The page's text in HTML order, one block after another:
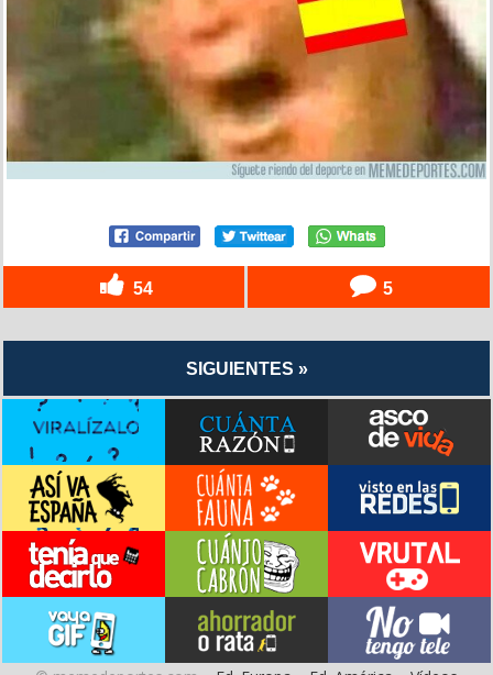
54 5
SIGUIENTES »